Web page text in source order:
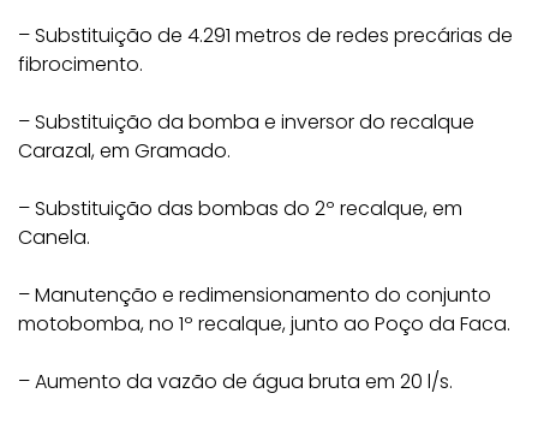
– Substituição de 4.291 metros de redes precárias de
fibrocimento.
– Substituição da bomba e inversor do recalque
Carazal, em Gramado.
– Substituição das bombas do 2º recalque, em
Canela.
– Manutenção e redimensionamento do conjunto
motobomba, no 1º recalque, junto ao Poço da Faca.
– Aumento da vazão de água bruta em 20 l/s.